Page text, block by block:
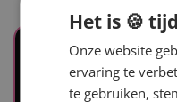
Het is 🍪 tijd
Onze website
ervaring te
te gebruiken,